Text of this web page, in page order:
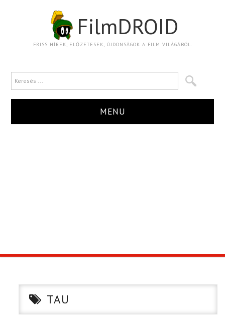
FilmDROID
FRISS HÍREK, ELŐZETESEK, ÚJDONSÁGOK A FILM VILÁGÁBÓL.
MENU
CIKK TAU